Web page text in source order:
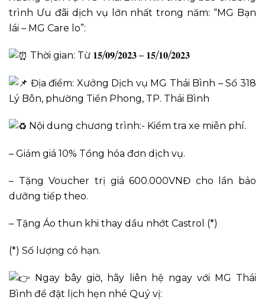
trình Ưu đãi dịch vụ lớn nhất trong năm: “MG Bạn
lái – MG Care lo”:
Thời gian: Từ 𝟏𝟓/𝟎𝟗/𝟐𝟎𝟐𝟑 – 𝟏𝟓/𝟏𝟎/𝟐𝟎𝟐𝟑
Địa điểm: Xưởng Dịch vụ MG Thái Bình – Số 318
Lý Bôn, phường Tiền Phong, TP. Thái Bình
Nội dung chương trình:- Kiểm tra xe miễn phí.
– Giảm giá 10% Tổng hóa đơn dịch vụ.
– Tặng Voucher trị giá 600.000VNĐ cho lần bảo
dưỡng tiếp theo.
– Tặng Áo thun khi thay dầu nhớt Castrol (*)
(*) Số lượng có hạn.
Ngay bây giờ, hãy liên hệ ngay với MG Thái
Bình để đặt lịch hẹn nhé Quý vị: